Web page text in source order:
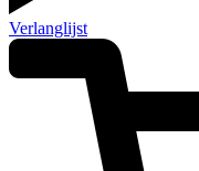
Verlanglijst